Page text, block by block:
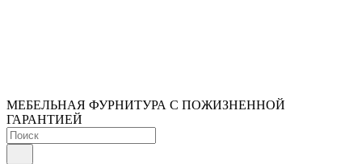
МЕБЕЛЬНАЯ ФУРНИТУРА С ПОЖИЗНЕННОЙ
ГАРАНТИЕЙ